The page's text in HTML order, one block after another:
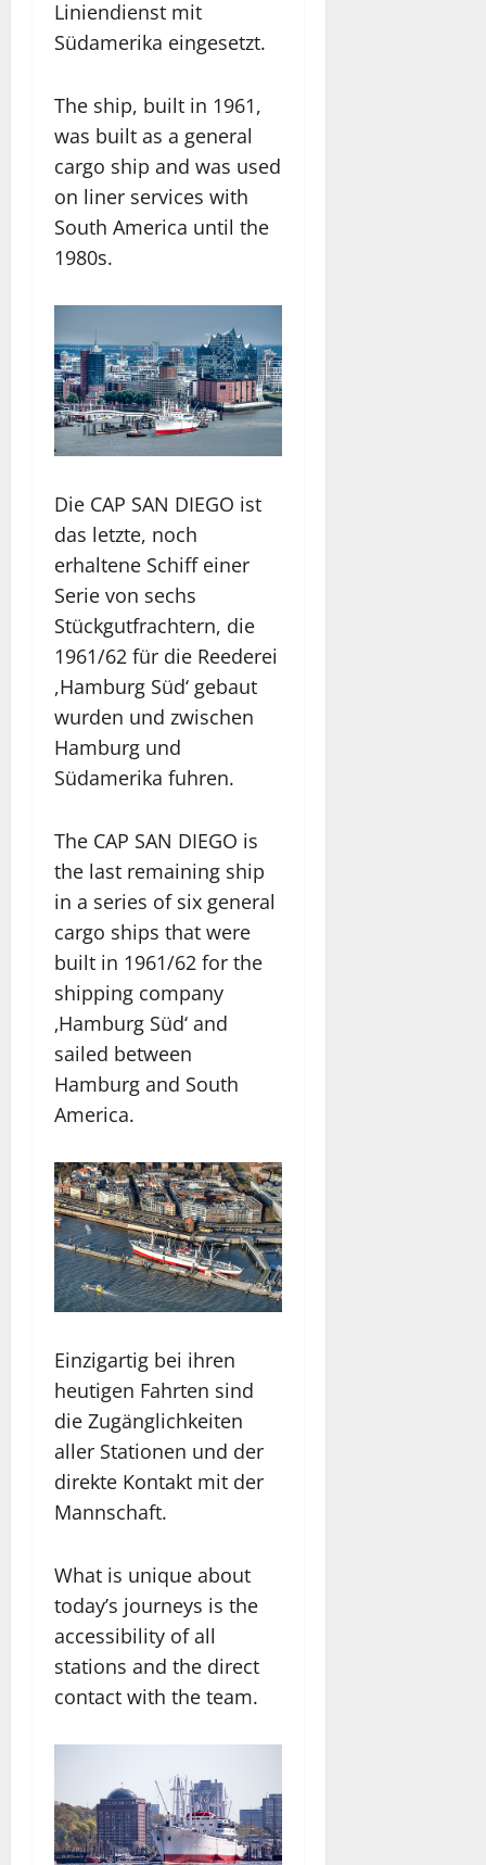
Liniendienst mit
Südamerika eingesetzt.
The ship, built in 1961,
was built as a general
cargo ship and was used
on liner services with
South America until the
1980s.
Die CAP SAN DIEGO ist
das letzte, noch
erhaltene Schiff einer
Serie von sechs
Stückgutfrachtern, die
1961/62 für die Reederei
,Hamburg Süd‘ gebaut
wurden und zwischen
Hamburg und
Südamerika fuhren.
The CAP SAN DIEGO is
the last remaining ship
in a series of six general
cargo ships that were
built in 1961/62 for the
shipping company
‚Hamburg Süd‘ and
sailed between
Hamburg and South
America.
Einzigartig bei ihren
heutigen Fahrten sind
die Zugänglichkeiten
aller Stationen und der
direkte Kontakt mit der
Mannschaft.
What is unique about
today’s journeys is the
accessibility of all
stations and the direct
contact with the team.